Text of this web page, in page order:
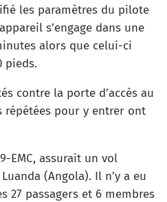
les paramètres du pilote
s’engage dans une
alors que celui-ci
pieds.
contre la porte d’accès au
répétées pour y entrer ont
EMC, assurait un vol
(Angola). Il n’y a eu
27 passagers et 6 membres